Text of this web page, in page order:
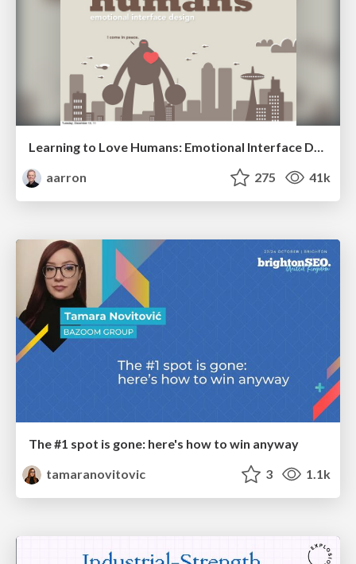
Learning to Love Humans: Emotional Interface Design
aarron
275 41k
The #1 spot is gone: here's how to win anyway
tamaranovitovic
3 1.1k